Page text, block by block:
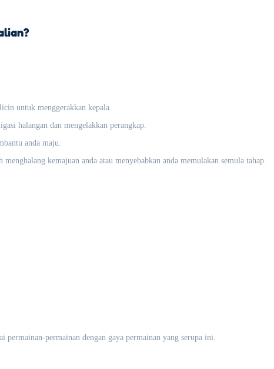
untuk menggerakkan kepala.
halangan dan mengelakkan perangkap.
anda maju.
kemajuan anda atau menyebabkan anda memulakan semula tahap.
permainan dengan gaya permainan yang serupa ini.